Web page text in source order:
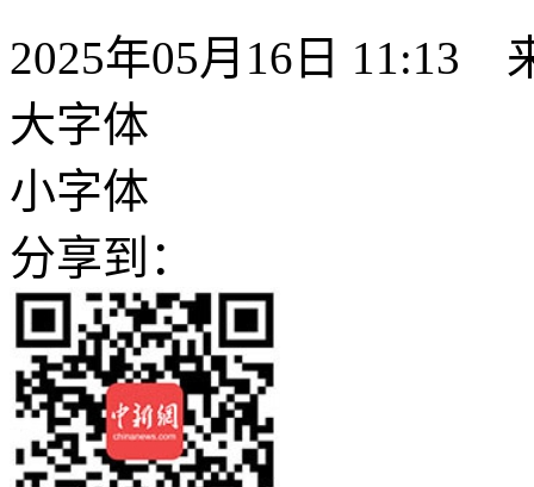
2025年05月16日 11:13
大字体
小字体
分享到：